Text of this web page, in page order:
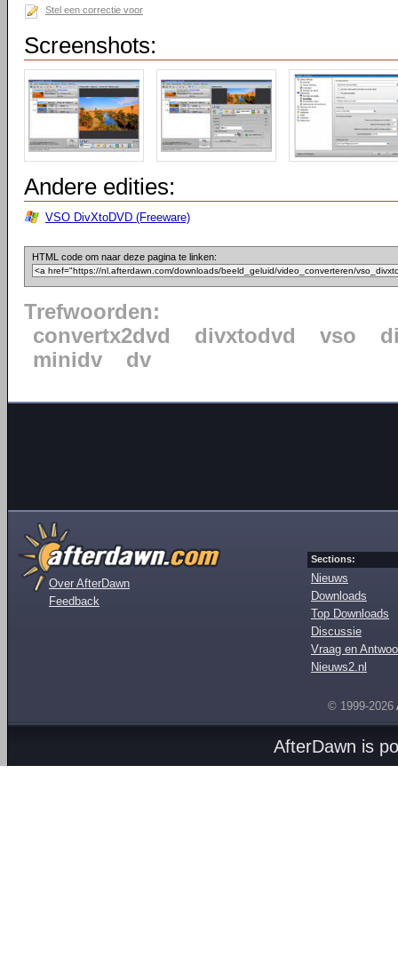
Stel een correctie voor
Screenshots:
Andere edities:
VSO DivXtoDVD (Freeware)
HTML code om naar deze pagina te linken:
Trefwoorden:
convertx2dvd
divxtodvd vso
minidv
dv
Over AfterDawn
Feedback
Sections:
Nieuws
Downloads
Top Downloads
Discussie
Vraag en
Nieuws2.nl
© 1999-2026
AfterDawn is